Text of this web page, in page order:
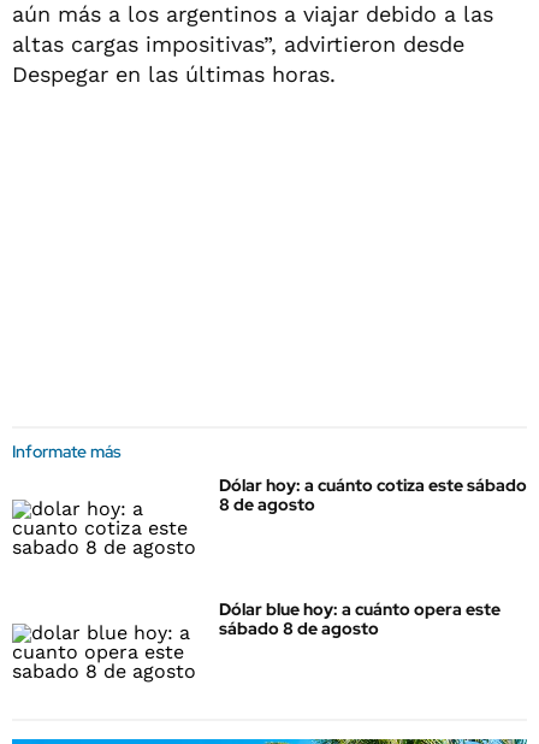
aún más a los argentinos a viajar debido a las
altas cargas impositivas”, advirtieron desde
Despegar en las últimas horas.
Informate más
Dólar hoy: a cuánto cotiza este sábado
8 de agosto
Dólar blue hoy: a cuánto opera este
sábado 8 de agosto